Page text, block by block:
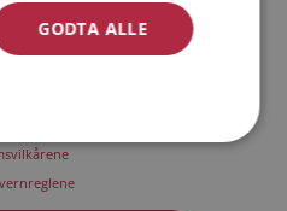
GODTA ALLE